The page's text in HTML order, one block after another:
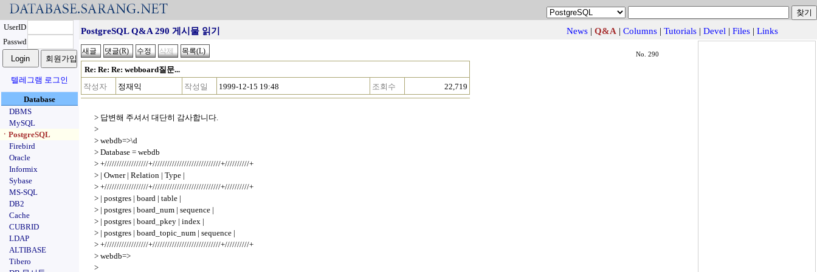
UserID
Passwd
텔레그램 로그인
Database
DBMS
MySQL
ㆍPostgreSQL
Firebird
Oracle
Informix
Sybase
MS-SQL
DB2
Cache
CUBRID
LDAP
ALTIBASE
Tibero
PostgreSQL Q&A 290 게시물 읽기 News | Q&A | Columns | Tutorials | Devel | Files | Links
No. 290
Re: Re: Re: webboard질문...
작성자
정재익 작성일 1999-12-15 19:48 조회수 22,719
> 답변해 주셔서 대단히 감사합니다.
>
> webdb=>\d
> Database = webdb
> +//////////////////+////////////////////////////+//////////+
> | Owner | Relation | Type |
> +//////////////////+////////////////////////////+//////////+
> | postgres | board | table |
> | postgres | board_num | sequence |
> | postgres | board_pkey | index |
> | postgres | board_topic_num | sequence |
> +//////////////////+////////////////////////////+//////////+
> webdb=>
>